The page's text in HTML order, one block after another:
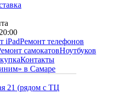
iPadРемонт телефонов
самокатовНоутбуков
Контакты
21 (рядом с ТЦ